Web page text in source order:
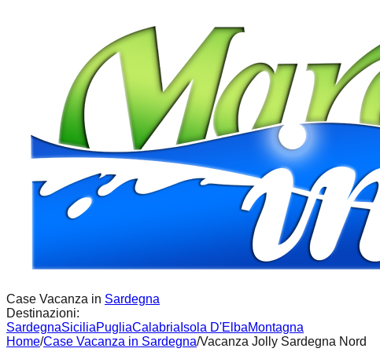
Case Vacanza in Sardegna
Destinazioni:
SardegnaSiciliaPugliaCalabria Isola D'ElbaMontagna
Home/Case Vacanza in Sardegna/Vacanza Jolly Sardegna Nord